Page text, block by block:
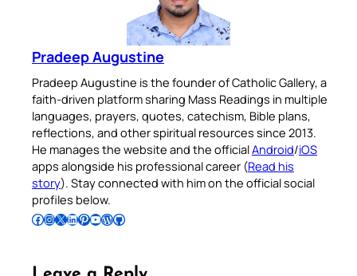
Pradeep Augustine
Pradeep Augustine is the founder of Catholic Gallery, a
faith-driven platform sharing Mass Readings in multiple
languages, prayers, quotes, catechism, Bible plans,
reflections, and other spiritual resources since 2013.
He manages the website and the officialAndroid/iOS
apps alongside his professional career (Read his
story). Stay connected with him on the official social
profiles below.
Follow Pradeep on Facebook Follow Pradeep on InstagramFollow Pradeep on X Follow Pradeep on LinkedIn Follow Pradeep on Pinterest Subscribe to Pradeep’s Youtube Channel Follow Pradeep on WordPress Follow Pradeep on GitHub